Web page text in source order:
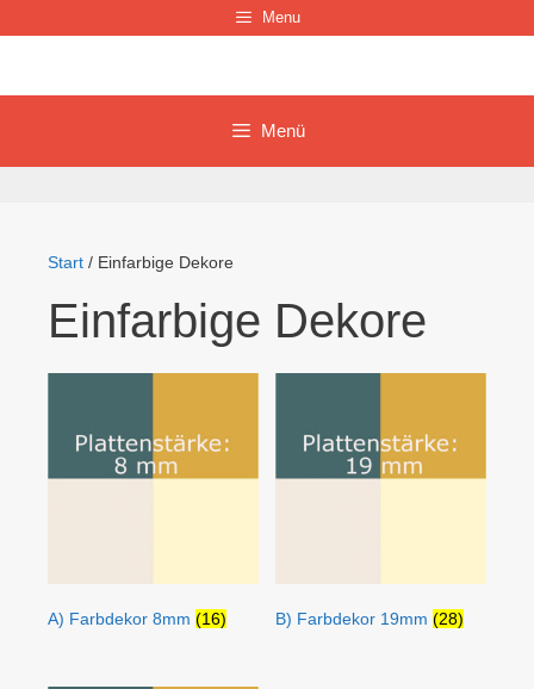
Inhalt
Menu
Menü
Start / Einfarbige Dekore
Einfarbige Dekore
A) Farbdekor 8mm (16) B) Farbdekor 19mm(28)